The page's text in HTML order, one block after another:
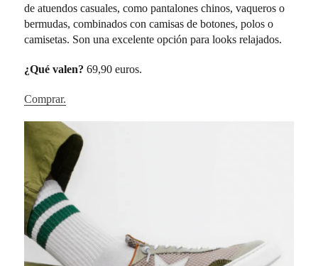
de atuendos casuales, como pantalones chinos, vaqueros o
bermudas, combinados con camisas de botones, polos o
camisetas. Son una excelente opción para looks relajados.
¿Qué valen?69,90 euros.
Comprar.